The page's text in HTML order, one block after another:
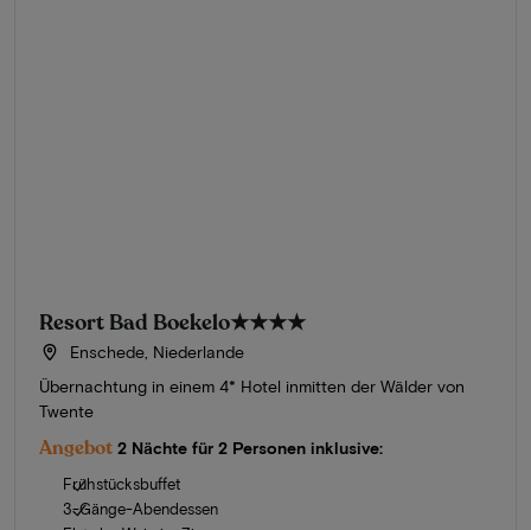
Resort Bad Boekelo★★★★
Enschede, Niederlande
Übernachtung in einem 4* Hotel inmitten der Wälder von
Twente
Angebot 2 Nächte für 2 Personen inklusive:
Frühstücksbuffet
3-Gänge-Abendessen